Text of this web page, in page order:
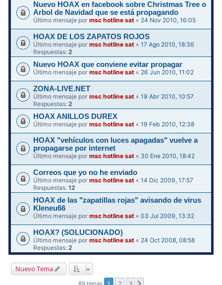
Nuevo HOAX en facebook sobre Christmas Tree o
Arbol de Navidad que se está propagando
Último mensaje pormsc hotline sat « 24 Nov 2010, 16:05
HOAX DE LOS ZAPATOS ROJOS
Último mensaje pormsc hotline sat «17 Ago 2010, 18:36
Respuestas:2
Nuevo HOAX que conviene evitar propagar
Último mensaje pormsc hotline sat « 26 Jun 2010, 11:02
ZONA-LIVE.NET
Último mensaje pormsc hotline sat «19 Abr 2010, 10:57
Respuestas:2
HOAX ANILLOS DUREX
Último mensaje pormsc hotline sat «19 Feb 2010, 12:38
HOAX "vehículos con luces apagadas" vuelve a
propagarse por internet
Último mensaje pormsc hotline sat « 30 Ene 2010, 18:42
Correos que yo no he enviado
Último mensaje pormsc hotline sat «14 Dic 2009, 17:57
Respuestas:12
HOAX de las "zapatillas rojas" avisando de virus
Kleneu66
Último mensaje pormsc hotline sat «03 Jul 2009, 13:32
HOAX? (SOLUCIONADO)
Último mensaje pormsc hotline sat « 24 Oct 2008, 08:58
Respuestas:2
Nuevo Tema
89 temas